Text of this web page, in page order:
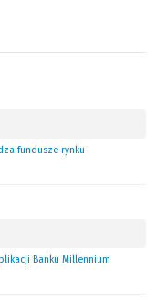
fundusze rynku
Banku Millennium